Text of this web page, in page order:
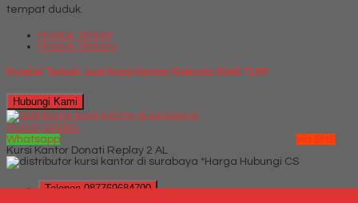
tempat duduk.
Produk Terkait
Produk Terbaru
Produk Terkait Jual Kursi Kantor Rakuda 5045 TLPP
Hubungi Kami
QUICK ORDER
Whatsapp
via SMS
Kursi Kantor Donati Replay 2 AL
*Harga Hubungi CS
Telepon 087769684700